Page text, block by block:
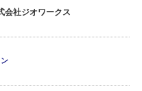
会社ジオワークス